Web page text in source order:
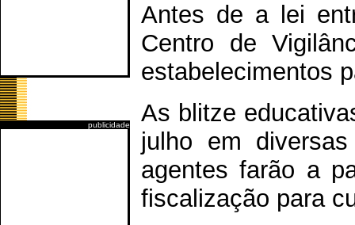
publicidade
Antes de a lei
Centro de
estabelecimentos
As blitze
julho em
agentes farão a
fiscalização para